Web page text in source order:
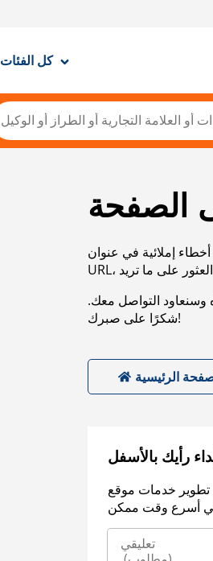
كل الفئات
الصفحة
إملائية في عنوان
وسنعاود التواصل معك.
شكرًا على صبرك!
الرئيسية
رأيك بالأسفل
تطوير خدمات موقع